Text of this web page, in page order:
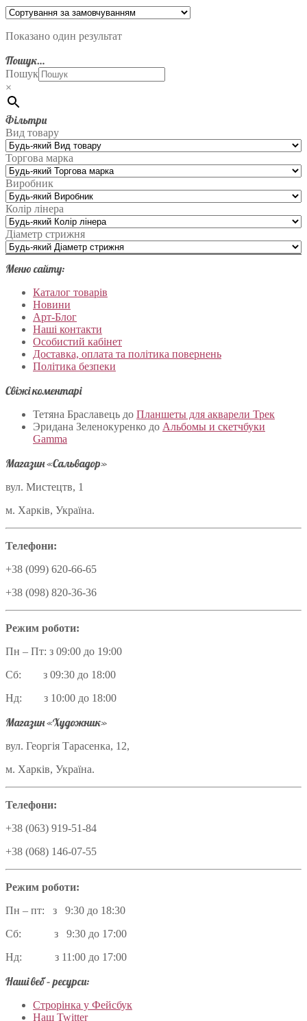
Показано один результат
Пошук…
Пошук
×
Фільтри
Вид товару
Торгова марка
Виробник
Колір лінера
Діаметр стрижня
Меню сайту:
Каталог товарів
Новини
Арт-Блог
Наші контакти
Особистий кабінет
Доставка, оплата та політика повернень
Політика безпеки
Свіжі коментарі
Тетяна Браславець до Планшеты для акварели Трек
Эридана Зеленокуренко до Альбомы и скетчбуки
Gamma
Магазин «Сальвадор»
вул. Мистецтв, 1
м. Харків, Україна.
Телефони:
+38 (099) 620-66-65
+38 (098) 820-36-36
Режим роботи:
Пн – Пт: з 09:00 до 19:00
Сб: з 09:30 до 18:00
Нд: з 10:00 до 18:00
Магазин «Художник»
вул. Георгія Тарасенка, 12,
м. Харків, Україна.
Телефони:
+38 (063) 919-51-84
+38 (068) 146-07-55
Режим роботи:
Пн – пт: з 9:30 до 18:30
Сб: з 9:30 до 17:00
Нд: з 11:00 до 17:00
Наші веб – ресурси:
Строрінка у Фейсбук
Наш Twitter